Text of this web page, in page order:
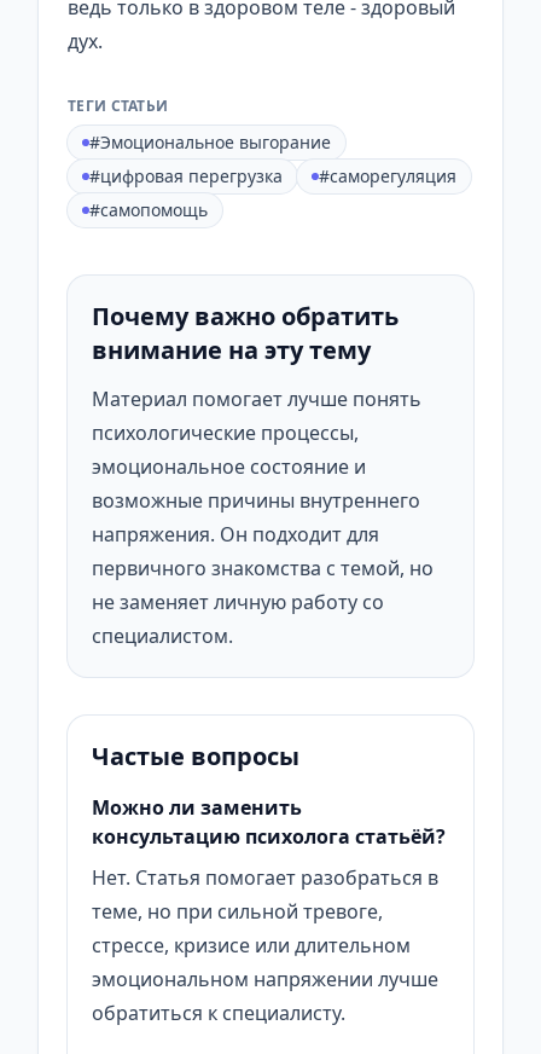
ведь только в здоровом теле - здоровый
дух.
ТЕГИ СТАТЬИ
#Эмоциональное выгорание
#цифровая перегрузка
#саморегуляция
#самопомощь
Почему важно обратить
внимание на эту тему
Материал помогает лучше понять
психологические процессы,
эмоциональное состояние и
возможные причины внутреннего
напряжения. Он подходит для
первичного знакомства с темой, но
не заменяет личную работу со
специалистом.
Частые вопросы
Можно ли заменить
консультацию психолога статьёй?
Нет. Статья помогает разобраться в
теме, но при сильной тревоге,
стрессе, кризисе или длительном
эмоциональном напряжении лучше
обратиться к специалисту.